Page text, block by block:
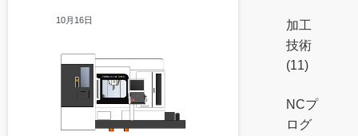
10月16日
加工
技術
(11)
NCプ
ログ